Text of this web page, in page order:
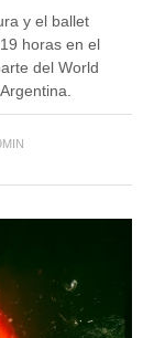
y el ballet
horas en el
del World